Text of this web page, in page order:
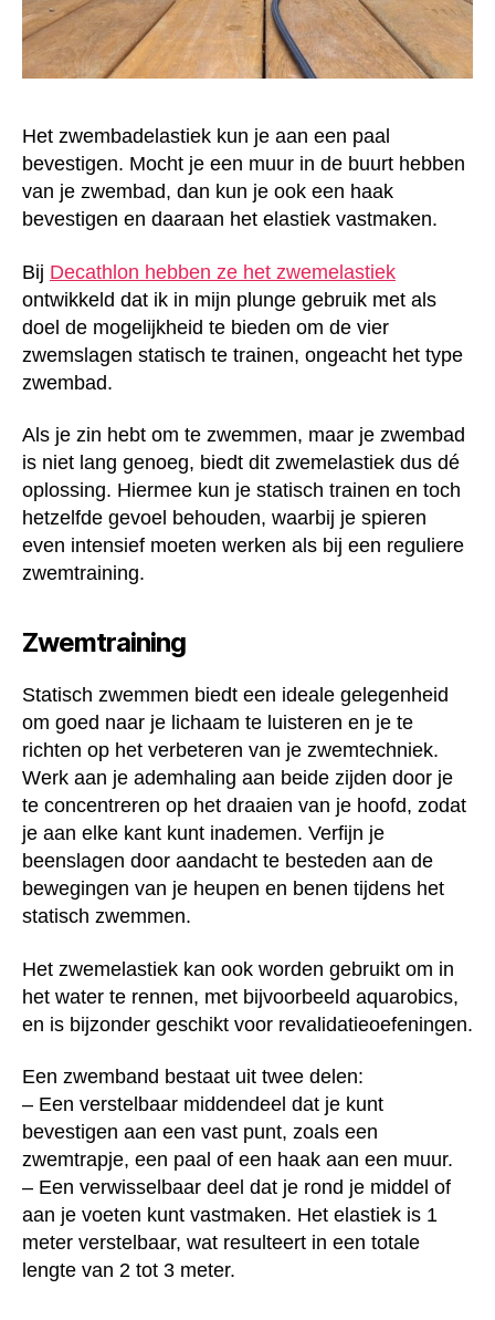
Het zwembadelastiek kun je aan een paal
bevestigen. Mocht je een muur in de buurt hebben
van je zwembad, dan kun je ook een haak
bevestigen en daaraan het elastiek vastmaken.
Bij Decathlon hebben ze het zwemelastiek
ontwikkeld dat ik in mijn plunge gebruik met als
doel de mogelijkheid te bieden om de vier
zwemslagen statisch te trainen, ongeacht het type
zwembad.
Als je zin hebt om te zwemmen, maar je zwembad
is niet lang genoeg, biedt dit zwemelastiek dus dé
oplossing. Hiermee kun je statisch trainen en toch
hetzelfde gevoel behouden, waarbij je spieren
even intensief moeten werken als bij een reguliere
zwemtraining.
Zwemtraining
Statisch zwemmen biedt een ideale gelegenheid
om goed naar je lichaam te luisteren en je te
richten op het verbeteren van je zwemtechniek.
Werk aan je ademhaling aan beide zijden door je
te concentreren op het draaien van je hoofd, zodat
je aan elke kant kunt inademen. Verfijn je
beenslagen door aandacht te besteden aan de
bewegingen van je heupen en benen tijdens het
statisch zwemmen.
Het zwemelastiek kan ook worden gebruikt om in
het water te rennen, met bijvoorbeeld aquarobics,
en is bijzonder geschikt voor revalidatieoefeningen.
Een zwemband bestaat uit twee delen:
– Een verstelbaar middendeel dat je kunt
bevestigen aan een vast punt, zoals een
zwemtrapje, een paal of een haak aan een muur.
– Een verwisselbaar deel dat je rond je middel of
aan je voeten kunt vastmaken. Het elastiek is 1
meter verstelbaar, wat resulteert in een totale
lengte van 2 tot 3 meter.